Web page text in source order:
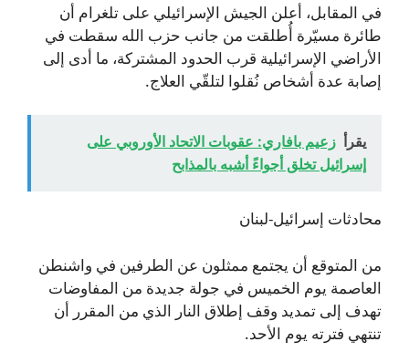
في المقابل، أعلن الجيش الإسرائيلي على تلغرام أن
طائرة مسيّرة أُطلقت من جانب حزب الله سقطت في
الأراضي الإسرائيلية قرب الحدود المشتركة، ما أدى إلى
إصابة عدة أشخاص نُقلوا لتلقّي العلاج.
يقرأ زعيم بافاري: عقوبات الاتحاد الأوروبي على
إسرائيل تخلق أجواءً أشبه بالمذابح
محادثات إسرائيل-لبنان
من المتوقع أن يجتمع ممثلون عن الطرفين في واشنطن
العاصمة يوم الخميس في جولة جديدة من المفاوضات
تهدف إلى تمديد وقف إطلاق النار الذي من المقرر أن
تنتهي فترته يوم الأحد.